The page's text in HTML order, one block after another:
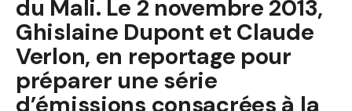
du Mali. Le 2 novembre 2013,
Ghislaine Dupont et Claude
Verlon, en reportage pour
préparer une série
d’émissions consacrées à la